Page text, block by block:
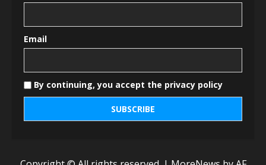
Email
By continuing, you accept the privacy policy